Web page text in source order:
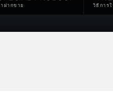
ฝากขาย วิธีการ